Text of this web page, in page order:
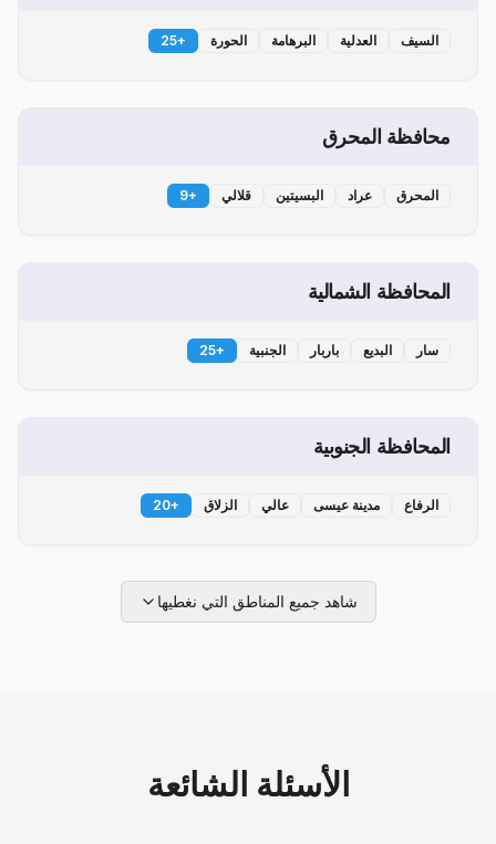
السيف العدلية البرهامة الحورة +
25
محافظة المحرق
المحرق عراد البسيتين قلالي +
9
المحافظة الشمالية
سار البديع باربار الجنبية +
25
المحافظة الجنوبية
الرفاع مدينة عيسى عالي الزلاق +
20
شاهد جميع المناطق التي نغطيها
الأسئلة الشائعة